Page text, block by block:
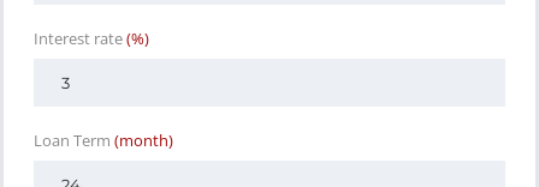
Interest rate(%)
Loan Term (month)